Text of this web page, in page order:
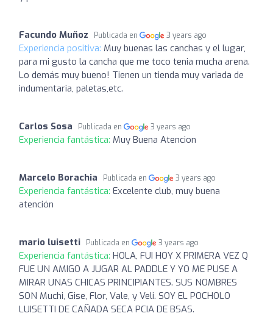
Facundo Muñoz Publicada en 3 years ago
Experiencia positiva: Muy buenas las canchas y el lugar,
para mi gusto la cancha que me toco tenia mucha arena.
Lo demás muy bueno! Tienen un tienda muy variada de
indumentaria, paletas,etc.
Carlos Sosa Publicada en 3 years ago
Experiencia fantástica: Muy Buena Atencion
Marcelo Borachia Publicada en 3 years ago
Experiencia fantástica: Excelente club, muy buena
atención
mario luisetti Publicada en 3 years ago
Experiencia fantástica: HOLA, FUI HOY X PRIMERA VEZ Q
FUE UN AMIGO A JUGAR AL PADDLE Y YO ME PUSE A
MIRAR UNAS CHICAS PRINCIPIANTES. SUS NOMBRES
SON Muchi, Gise, Flor, Vale, y Veli. SOY EL POCHOLO
LUISETTI DE CAÑADA SECA PCIA DE BSAS.